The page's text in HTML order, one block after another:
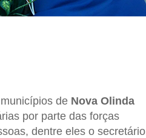
de Nova Olinda
por parte das forças
dentre eles o secretário